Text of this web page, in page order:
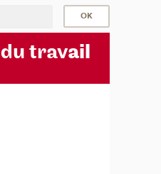
du travail